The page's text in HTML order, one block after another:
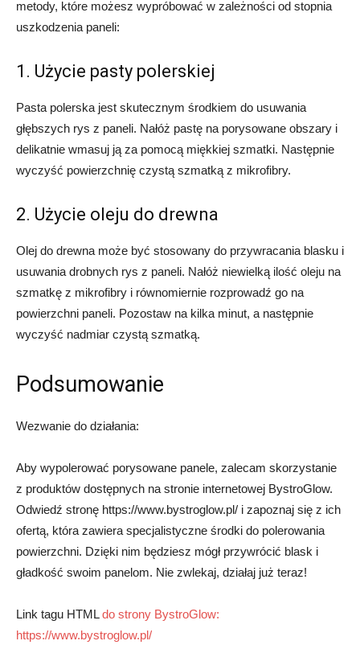
metody, które możesz wypróbować w zależności od stopnia
uszkodzenia paneli:
1. Użycie pasty polerskiej
Pasta polerska jest skutecznym środkiem do usuwania
głębszych rys z paneli. Nałóż pastę na porysowane obszary i
delikatnie wmasuj ją za pomocą miękkiej szmatki. Następnie
wyczyść powierzchnię czystą szmatką z mikrofibry.
2. Użycie oleju do drewna
Olej do drewna może być stosowany do przywracania blasku i
usuwania drobnych rys z paneli. Nałóż niewielką ilość oleju na
szmatkę z mikrofibry i równomiernie rozprowadź go na
powierzchni paneli. Pozostaw na kilka minut, a następnie
wyczyść nadmiar czystą szmatką.
Podsumowanie
Wezwanie do działania:
Aby wypolerować porysowane panele, zalecam skorzystanie
z produktów dostępnych na stronie internetowej BystroGlow.
Odwiedź stronę https://www.bystroglow.pl/ i zapoznaj się z ich
ofertą, która zawiera specjalistyczne środki do polerowania
powierzchni. Dzięki nim będziesz mógł przywrócić blask i
gładkość swoim panelom. Nie zwlekaj, działaj już teraz!
Link tagu HTMLdo strony BystroGlow:
https://www.bystroglow.pl/